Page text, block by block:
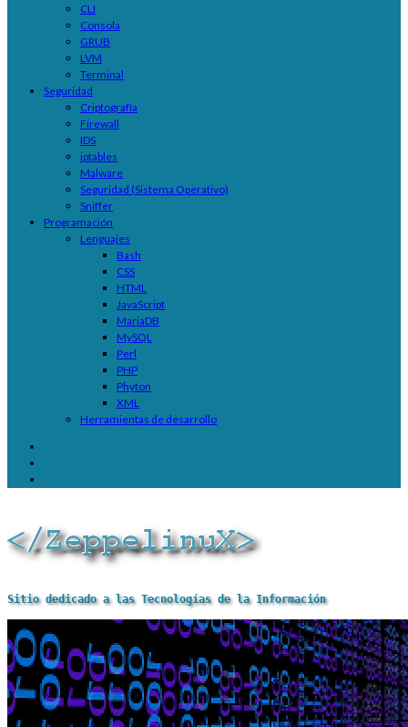
CLI
Consola
GRUB
LVM
Terminal
Seguridad
Criptografía
Firewall
IDS
iptables
Malware
Seguridad (Sistema Operativo)
Sniffer
Programación
Lenguajes
Bash
CSS
HTML
JavaScript
MariaDB
MySQL
Perl
PHP
Phyton
XML
Herramientas de desarrollo
Sitio dedicado a las Tecnologías de la Información